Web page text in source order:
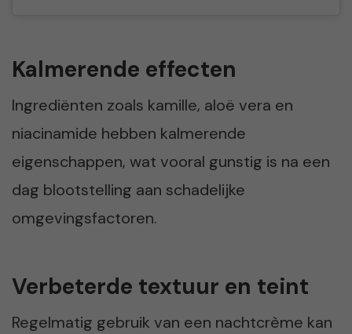
Kalmerende effecten
Ingrediënten zoals kamille, aloë vera en
niacinamide hebben kalmerende
eigenschappen, wat vooral gunstig is na een
dag blootstelling aan schadelijke
omgevingsfactoren.
Verbeterde textuur en teint
Regelmatig gebruik van een nachtcrème kan